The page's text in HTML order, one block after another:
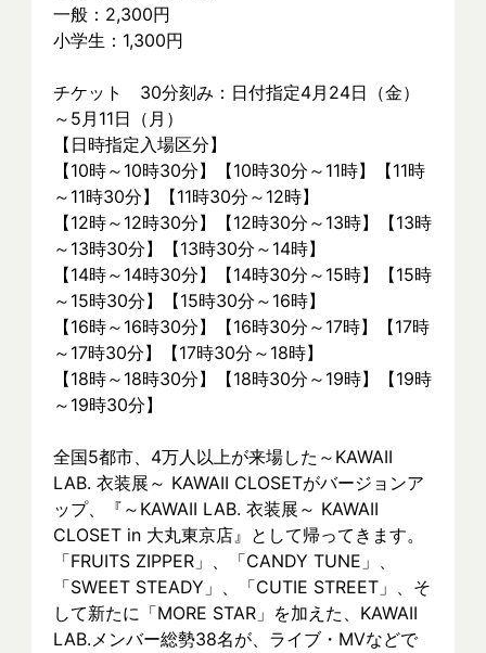
一般：2,300円
小学生：1,300円
チケット　30分刻み：日付指定4月24日（金）
～5月11日（月）
【日時指定入場区分】
【10時～10時30分】【10時30分～11時】【11時
～11時30分】【11時30分～12時】
【12時～12時30分】【12時30分～13時】【13時
～13時30分】【13時30分～14時】
【14時～14時30分】【14時30分～15時】【15時
～15時30分】【15時30分～16時】
【16時～16時30分】【16時30分～17時】【17時
～17時30分】【17時30分～18時】
【18時～18時30分】【18時30分～19時】【19時
～19時30分】
全国5都市、4万⼈以上が来場した～KAWAII
LAB. 衣装展～ KAWAII CLOSETがバージョンア
ップ、『～KAWAII LAB. 衣装展～ KAWAII
CLOSET in 大丸東京店』として帰ってきます。
「FRUITS ZIPPER」、「CANDY TUNE」、
「SWEET STEADY」、「CUTIE STREET」、そ
して新たに「MORE STAR」を加えた、KAWAII
LAB.メンバー総勢38名が、ライブ・MVなどで